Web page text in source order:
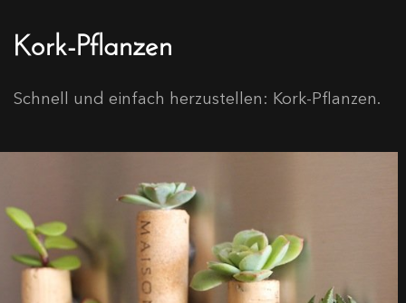
Kork-Pflanzen
Schnell und einfach herzustellen: Kork-Pflanzen.